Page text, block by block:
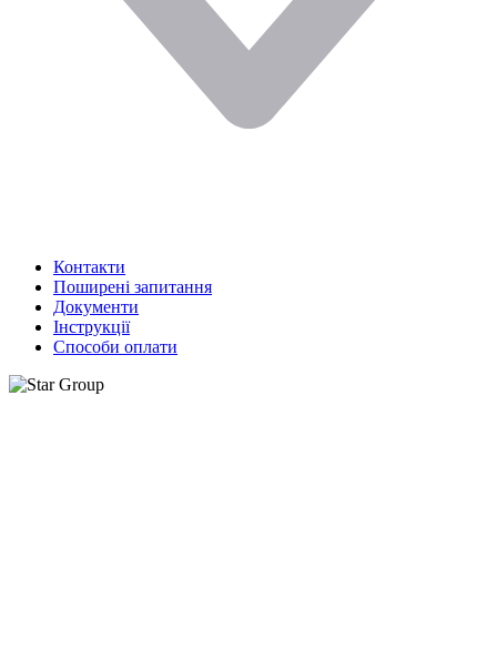
Контакти
Поширені запитання
Документи
Інструкції
Способи оплати